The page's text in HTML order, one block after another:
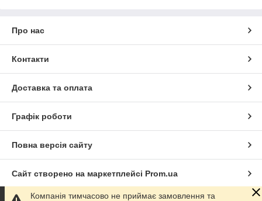
Про нас
Контакти
Доставка та оплата
Графік роботи
Повна версія сайту
Сайт створено на маркетплейсі Prom.ua
Компанія тимчасово не приймає замовлення та